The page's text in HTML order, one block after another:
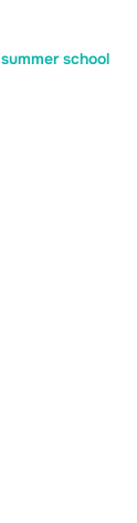
summer school